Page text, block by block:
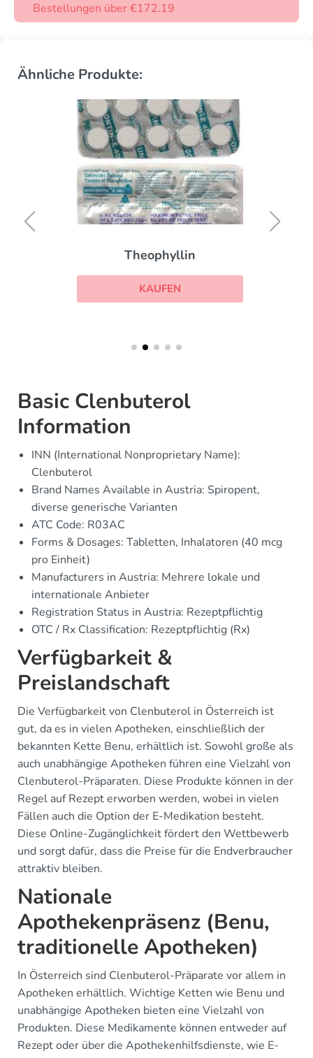
Bestellungen über €172.19
Ähnliche Produkte:
Theophyllin
KAUFEN
Basic Clenbuterol
Information
INN (International Nonproprietary Name):
Clenbuterol
Brand Names Available in Austria: Spiropent,
diverse generische Varianten
ATC Code: R03AC
Forms & Dosages: Tabletten, Inhalatoren (40 mcg
pro Einheit)
Manufacturers in Austria: Mehrere lokale und
internationale Anbieter
Registration Status in Austria: Rezeptpflichtig
OTC / Rx Classification: Rezeptpflichtig (Rx)
Verfügbarkeit &
Preislandschaft
Die Verfügbarkeit von Clenbuterol in Österreich ist
gut, da es in vielen Apotheken, einschließlich der
bekannten Kette Benu, erhältlich ist. Sowohl große als
auch unabhängige Apotheken führen eine Vielzahl von
Clenbuterol-Präparaten. Diese Produkte können in der
Regel auf Rezept erworben werden, wobei in vielen
Fällen auch die Option der E-Medikation besteht.
Diese Online-Zugänglichkeit fördert den Wettbewerb
und sorgt dafür, dass die Preise für die Endverbraucher
attraktiv bleiben.
Nationale
Apothekenpräsenz (Benu,
traditionelle Apotheken)
In Österreich sind Clenbuterol-Präparate vor allem in
Apotheken erhältlich. Wichtige Ketten wie Benu und
unabhängige Apotheken bieten eine Vielzahl von
Produkten. Diese Medikamente können entweder auf
Rezept oder über die Apothekenhilfsdienste, wie E-